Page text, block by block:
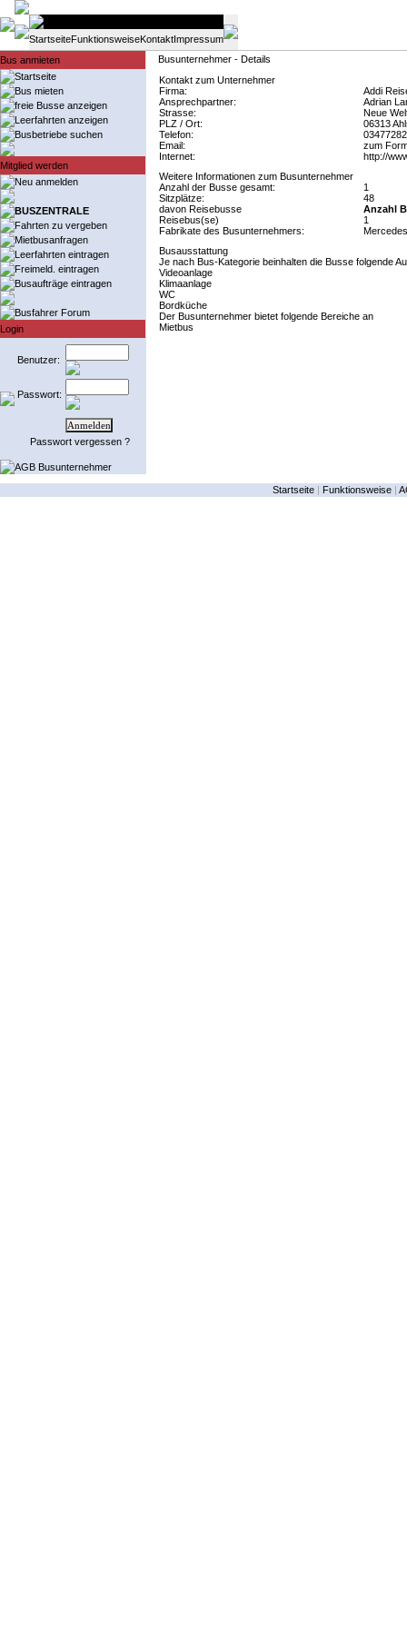
StartseiteFunktionsweiseKontaktImpressum
Bus anmieten
Startseite
Bus mieten
freie Busse anzeigen
Leerfahrten anzeigen
Busbetriebe suchen
Mitglied werden
Neu anmelden
BUSZENTRALE
Fahrten zu vergeben
Mietbusanfragen
Leerfahrten eintragen
Freimeld. eintragen
Busaufträge eintragen
Busfahrer Forum
Login
Benutzer:
Passwort:
Passwort vergessen ?
AGB Busunternehmer
Busunternehmer - Details
Kontakt zum Unternehmer
Firma:
Addi
Ansprechpartner:
Adrian
Strasse:
Neue
PLZ / Ort:
06313
Telefon:
Email:
zum
Internet:
http://
Weitere Informationen zum Busunternehmer
Anzahl der Busse gesamt:
1
Sitzplätze:
48
davon Reisebusse
Anzahl
Reisebus(se)
1
Fabrikate des Busunternehmers:
Mercedes
Busausstattung
Je nach Bus-Kategorie beinhalten die Busse folgende
Videoanlage
Klimaanlage
WC
Bordküche
Der Busunternehmer bietet folgende Bereiche an
Mietbus
Startseite | Funktionsweise |